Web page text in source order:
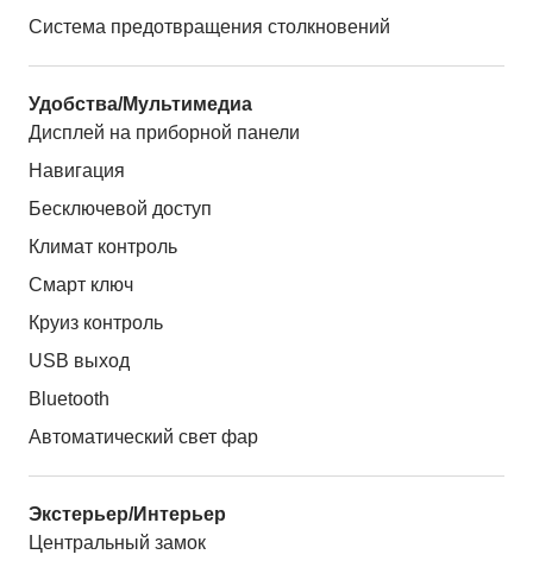
Система предотвращения столкновений
Удобства/Мультимедиа
Дисплей на приборной панели
Навигация
Бесключевой доступ
Климат контроль
Смарт ключ
Круиз контроль
USB выход
Bluetooth
Автоматический свет фар
Экстерьер/Интерьер
Центральный замок